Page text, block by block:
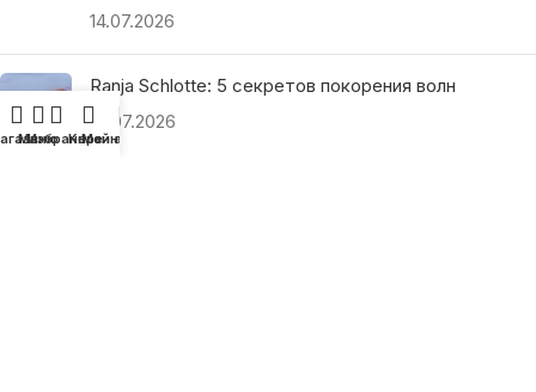
14.07.2026
Ranja Schlotte: 5 секретов покорения волн
13.07.2026
Меню
Избранное
Корзина
Мой аккаунт